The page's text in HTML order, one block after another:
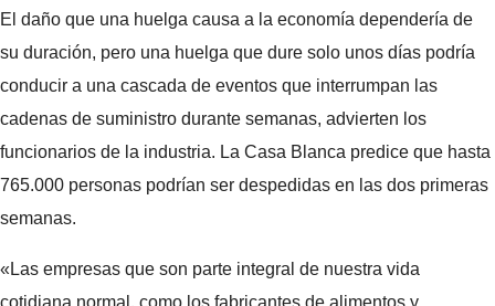
El daño que una huelga causa a la economía dependería de
su duración, pero una huelga que dure solo unos días podría
conducir a una cascada de eventos que interrumpan las
cadenas de suministro durante semanas, advierten los
funcionarios de la industria. La Casa Blanca predice que hasta
765.000 personas podrían ser despedidas en las dos primeras
semanas.
«Las empresas que son parte integral de nuestra vida
cotidiana normal, como los fabricantes de alimentos y